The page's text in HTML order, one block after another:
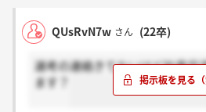
QUsRvN7w さん (22卒)
選考の連絡きてないけど社員交
ます？